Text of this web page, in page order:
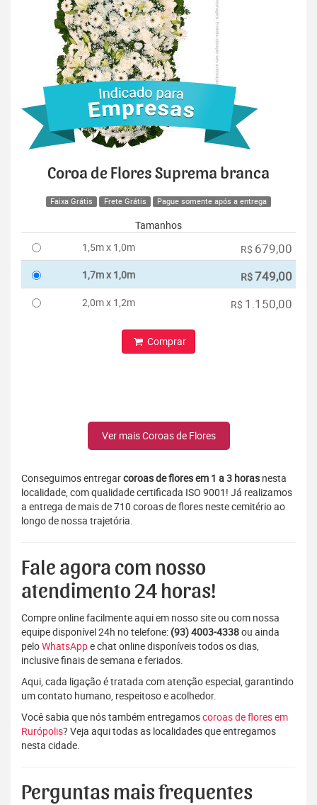
Coroa de Flores Suprema branca
Faixa Grátis Frete Grátis Pague somente após a entrega
Tamanhos
1,5m x 1,0m
R$ 679,00
1,7m x 1,0m R$749,00
2,0m x 1,2m R$ 1.150,00
Comprar
Ver mais Coroas de Flores
Conseguimos entregarcoroas de flores em 1 a 3 horas nesta
localidade, com qualidade certificada ISO 9001! Já realizamos
a entrega de mais de 710 coroas de flores neste cemitério ao
longo de nossa trajetória.
Fale agora com nosso
atendimento 24 horas!
Compre online facilmente aqui em nosso site ou com nossa
equipe disponível 24h no telefone: (93) 4003-4338ou ainda
peloWhatsAppe chat online disponíveis todos os dias,
inclusive finais de semana e feriados.
Aqui, cada ligação é tratada com atenção especial, garantindo
um contato humano, respeitoso e acolhedor.
Você sabia que nós também entregamoscoroas de flores em
Rurópolis? Veja aqui todas as localidades que entregamos
nesta cidade.
Perguntas mais frequentes